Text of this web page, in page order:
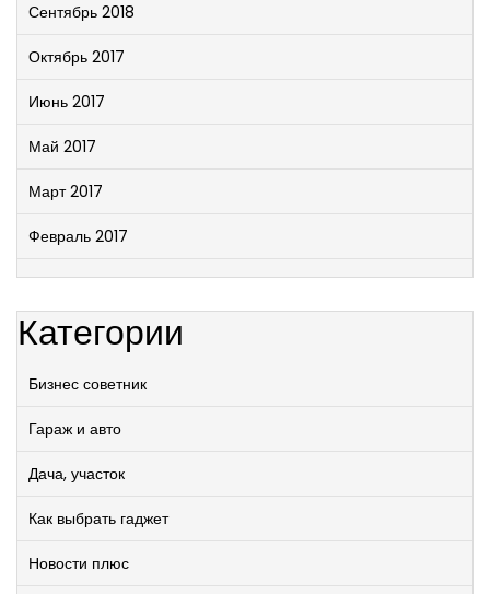
Сентябрь 2018
Октябрь 2017
Июнь 2017
Май 2017
Март 2017
Февраль 2017
Категории
Бизнес советник
Гараж и авто
Дача, участок
Как выбрать гаджет
Новости плюс